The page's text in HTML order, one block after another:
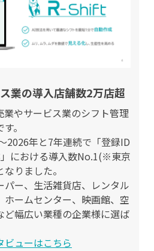
業の導入店舗数2万店超
業やサービス業のシフト管理
。
2026年と7年連続で「登録ID
における導入数No.1(※東京
りました。
ー、生活雑貨店、レンタル
ホームセンター、映画館、空
ど幅広い業種の企業様に選ば
ビューはこちら